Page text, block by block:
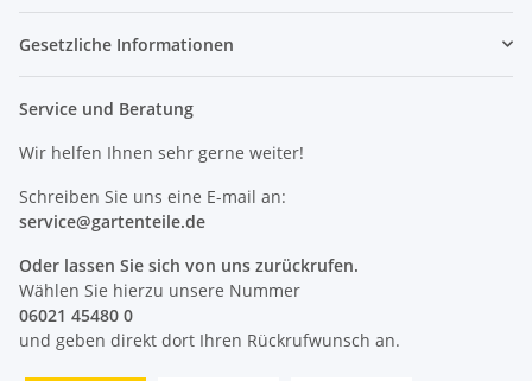
Gesetzliche Informationen
Service und Beratung
Wir helfen Ihnen sehr gerne weiter!
Schreiben Sie uns eine E-mail an:
service@gartenteile.de
Oder lassen Sie sich von uns zurückrufen.
Wählen Sie hierzu unsere Nummer
06021 45480 0
und geben direkt dort Ihren Rückrufwunsch an.